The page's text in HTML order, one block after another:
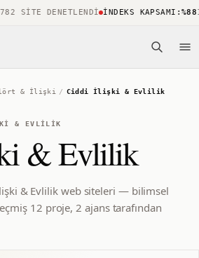
SITE DENETLENDI İNDEKS KAPSAMI:%88
& İlişki / Ciddi İlişki & Evlilik
& EVLILIK
& Evlilik
& Evlilik web siteleri — bilimsel
12 proje, 2 ajans tarafından